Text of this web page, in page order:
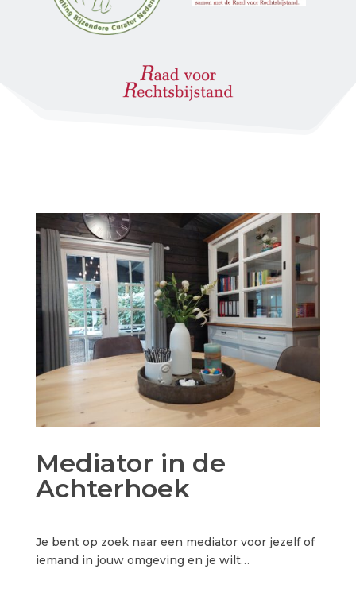
Mediator in de
Achterhoek
Je bent op zoek naar een mediator voor jezelf of
iemand in jouw omgeving en je wilt…